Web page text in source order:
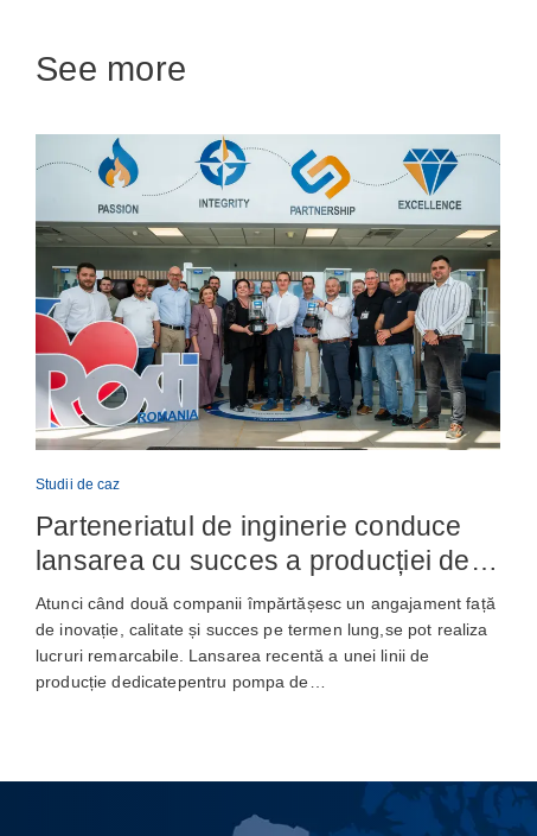
See more
Studii de caz
Parteneriatul de inginerie conduce
lansarea cu succes a producției de
pompe de ungere automată
Atunci când două companii împărtășesc un angajament față
de inovație, calitate și succes pe termen lung,se pot realiza
lucruri remarcabile. Lansarea recentă a unei linii de
producție dedicatepentru pompa de…